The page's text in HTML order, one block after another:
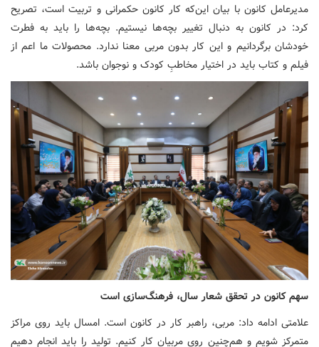
مدیرعامل کانون با بیان این‌که کار کانون حکمرانی و تربیت است، تصریح
کرد: در کانون به دنبال تغییر بچه‌ها نیستیم. بچه‌ها را باید به فطرت
خودشان برگردانیم و این کار بدون مربی معنا ندارد. محصولات ما اعم از
فیلم و کتاب باید در اختیار مخاطبِ کودک و نوجوان باشد.
سهم کانون در تحقق شعار سال، فرهنگ‌سازی است
علامتی ادامه داد: مربی، راهبر کار در کانون است. امسال باید روی مراکز
متمرکز شویم و هم‌چنین روی مربیان کار کنیم. تولید را باید انجام دهیم